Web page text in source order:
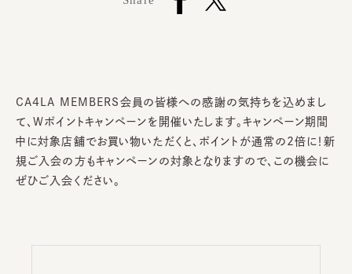
CA4LA MEMBERS会員の皆様への感謝の気持ちを込めまし
て、Wポイントキャンペーンを開催いたします。キャンペーン期間
中に対象店舗でお買い物いただくと、ポイントが通常の2倍に！新
規ご入会の方もキャンペーンの対象となりますので、この機会に
ぜひご入会ください。